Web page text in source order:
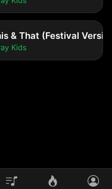
& That (Festival
Kids